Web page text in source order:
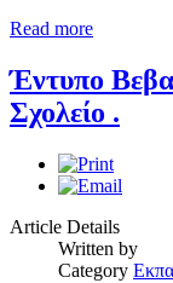
Read more
Έντυπο
Σχολείο .
Article Details
Written by
Category